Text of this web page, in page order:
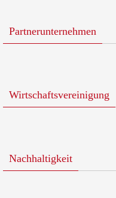
Partnerunternehmen
Wirtschaftsvereinigung
Nachhaltigkeit